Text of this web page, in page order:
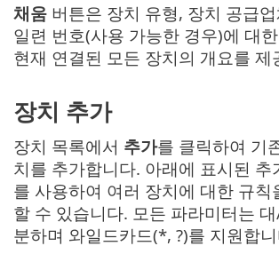
채움 버튼은 장치 유형, 장치 공급
일련 번호(사용 가능한 경우)에 대
현재 연결된 모든 장치의 개요를 제
장치 추가
장치 목록에서 추가를 클릭하여 기
치를 추가합니다. 아래에 표시된 추
를 사용하여 여러 장치에 대한 규칙
할 수 있습니다. 모든 파라미터는
분하며 와일드카드(*, ?)를 지원합